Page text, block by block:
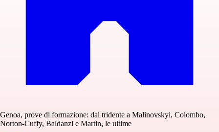
Genoa, prove di formazione: dal tridente a Malinovskyi, Colombo,
Norton-Cuffy, Baldanzi e Martin, le ultime